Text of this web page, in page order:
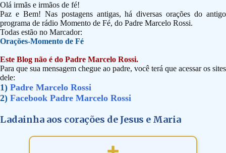
Olá irmãs e irmãos de fé!
Paz e Bem! Nas postagens antigas, há diversas orações do antigo
programa de rádio Momento de Fé, do Padre Marcelo Rossi.
Todas estão no Marcador:
Orações-Momento de Fé
Este Blog não é do Padre Marcelo Rossi.
Para que sua mensagem chegue ao padre, você terá que acessar os sites
dele:
1) Padre Marcelo Rossi
2) Facebook Padre Marcelo Rossi
Ladainha aos corações de Jesus e Maria